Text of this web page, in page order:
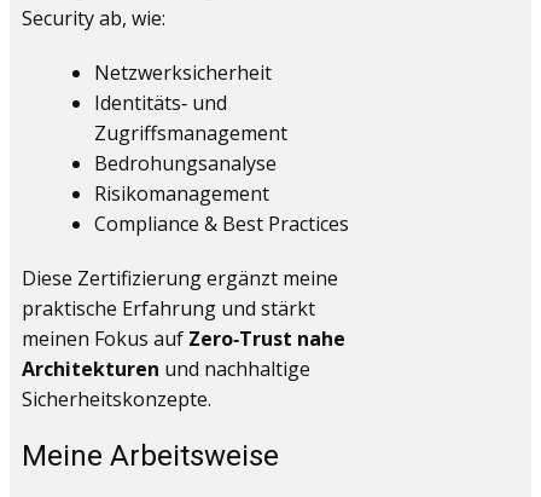
Security ab, wie:
Netzwerksicherheit
Identitäts‑ und
Zugriffsmanagement
Bedrohungsanalyse
Risikomanagement
Compliance & Best Practices
Diese Zertifizierung ergänzt meine
praktische Erfahrung und stärkt
meinen Fokus auf Zero‑Trust nahe
Architekturen und nachhaltige
Sicherheitskonzepte.
Meine Arbeitsweise